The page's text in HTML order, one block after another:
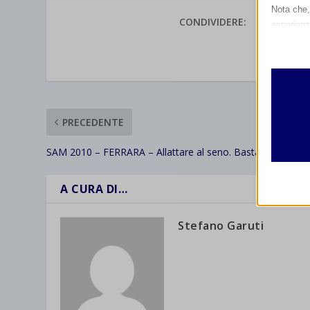
CONDIVIDERE:
PRECEDENTE
SAM 2010 – FERRARA – Allattare al seno. Bastano pochi
A CURA DI…
Stefano Garuti
Nota
I
Altri